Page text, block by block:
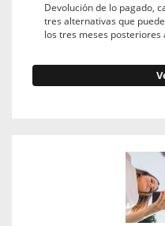
Devolución de lo pagado,
tres alternativas que
los tres meses posteriores